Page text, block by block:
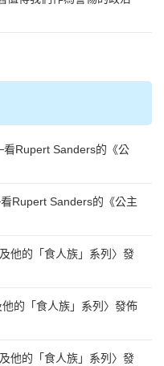
Rupert Sanders的《公
Rupert Sanders的《公主
他的「食人族」系列 〉發
的「食人族」系列 〉發佈
他的「食人族」系列 〉發